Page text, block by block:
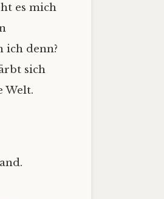
es mich
ich denn?
sich
Welt.